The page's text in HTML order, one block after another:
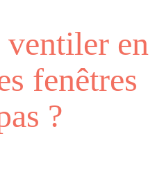
en
fenêtres
?